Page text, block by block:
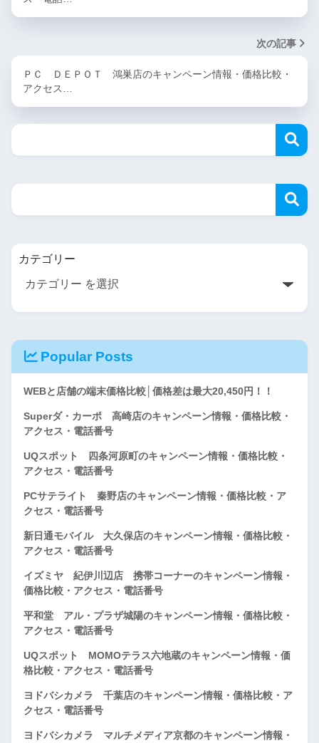
次の記事
ＰＣ ＤＥＰＯＴ 鴻巣店のキャンペーン情報・価格比較・
アクセス…
カテゴリー
Popular Posts
WEBと店舗の端末価格比較│価格差は最大20,450円！！
Superダ・カーポ 高崎店のキャンペーン情報・価格比較・
アクセス・電話番号
UQスポット 四条河原町のキャンペーン情報・価格比較・
アクセス・電話番号
PCサテライト 秦野店のキャンペーン情報・価格比較・ア
クセス・電話番号
新日通モバイル 大久保店のキャンペーン情報・価格比較・
アクセス・電話番号
イズミヤ 紀伊川辺店 携帯コーナーのキャンペーン情報・
価格比較・アクセス・電話番号
平和堂 アル・プラザ城陽のキャンペーン情報・価格比較・
アクセス・電話番号
UQスポット MOMOテラス六地蔵のキャンペーン情報・価
格比較・アクセス・電話番号
ヨドバシカメラ 千葉店のキャンペーン情報・価格比較・ア
クセス・電話番号
ヨドバシカメラ マルチメディア京都のキャンペーン情報・